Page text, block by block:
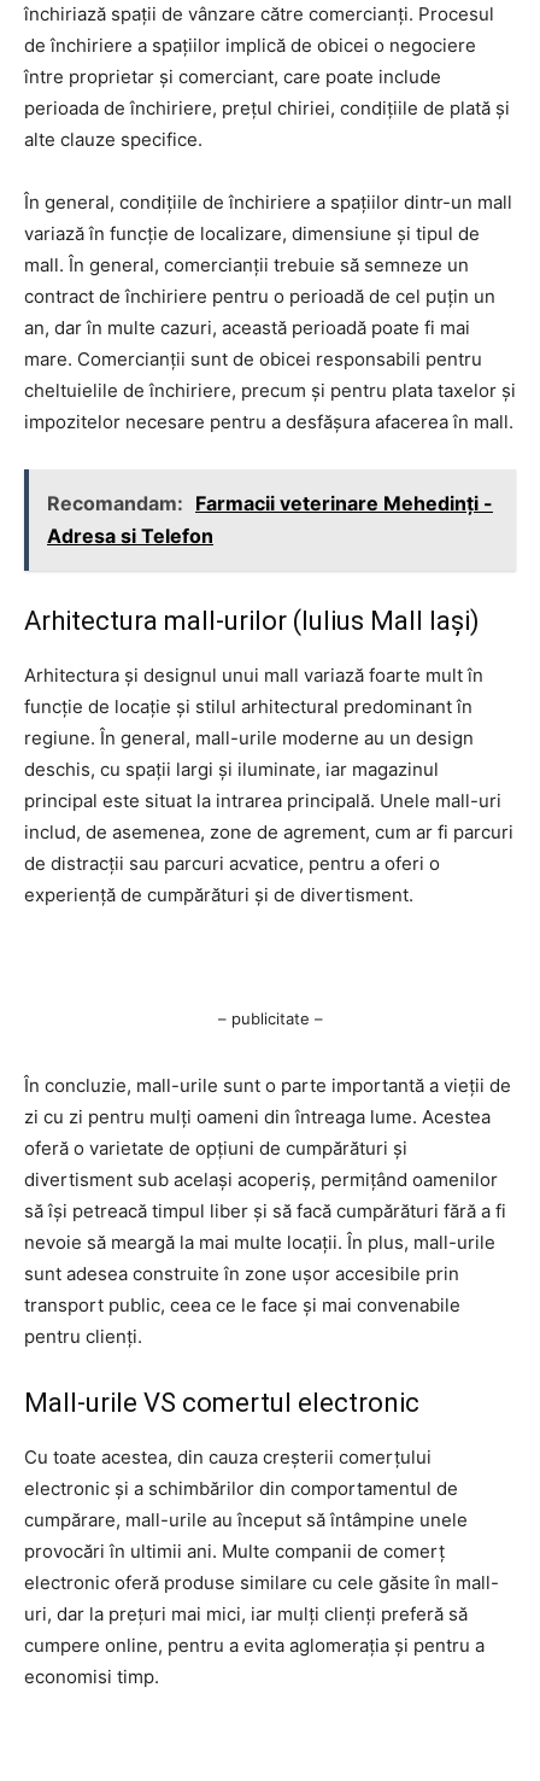
închiriază spații de vânzare către comercianți. Procesul
de închiriere a spațiilor implică de obicei o negociere
între proprietar și comerciant, care poate include
perioada de închiriere, prețul chiriei, condițiile de plată și
alte clauze specifice.
În general, condițiile de închiriere a spațiilor dintr-un mall
variază în funcție de localizare, dimensiune și tipul de
mall. În general, comercianții trebuie să semneze un
contract de închiriere pentru o perioadă de cel puțin un
an, dar în multe cazuri, această perioadă poate fi mai
mare. Comercianții sunt de obicei responsabili pentru
cheltuielile de închiriere, precum și pentru plata taxelor și
impozitelor necesare pentru a desfășura afacerea în mall.
Recomandam: Farmacii veterinare Mehedinți -
Adresa si Telefon
Arhitectura mall-urilor (Iulius Mall Iași)
Arhitectura și designul unui mall variază foarte mult în
funcție de locație și stilul arhitectural predominant în
regiune. În general, mall-urile moderne au un design
deschis, cu spații largi și iluminate, iar magazinul
principal este situat la intrarea principală. Unele mall-uri
includ, de asemenea, zone de agrement, cum ar fi parcuri
de distracții sau parcuri acvatice, pentru a oferi o
experiență de cumpărături și de divertisment.
– publicitate –
În concluzie, mall-urile sunt o parte importantă a vieții de
zi cu zi pentru mulți oameni din întreaga lume. Acestea
oferă o varietate de opțiuni de cumpărături și
divertisment sub același acoperiș, permițând oamenilor
să își petreacă timpul liber și să facă cumpărături fără a fi
nevoie să meargă la mai multe locații. În plus, mall-urile
sunt adesea construite în zone ușor accesibile prin
transport public, ceea ce le face și mai convenabile
pentru clienți.
Mall-urile VS comertul electronic
Cu toate acestea, din cauza creșterii comerțului
electronic și a schimbărilor din comportamentul de
cumpărare, mall-urile au început să întâmpine unele
provocări în ultimii ani. Multe companii de comerț
electronic oferă produse similare cu cele găsite în mall-
uri, dar la prețuri mai mici, iar mulți clienți preferă să
cumpere online, pentru a evita aglomerația și pentru a
economisi timp.